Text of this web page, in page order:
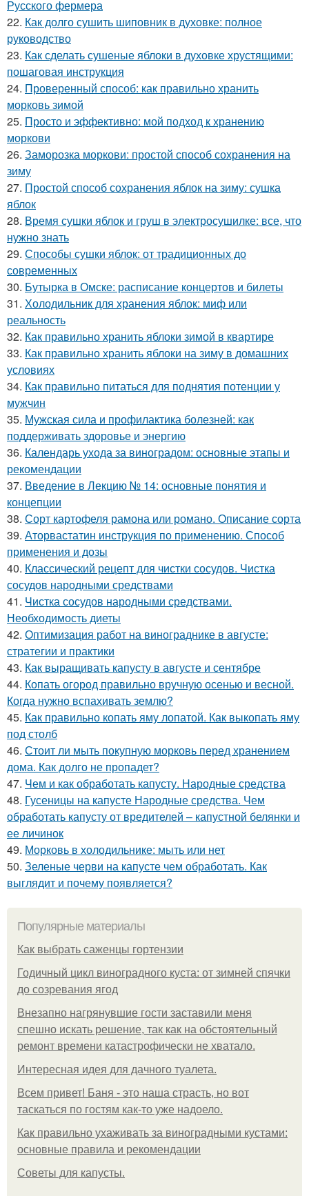
Русского фермера
22. Как долго сушить шиповник в духовке: полное
руководство
23. Как сделать сушеные яблоки в духовке хрустящими:
пошаговая инструкция
24. Проверенный способ: как правильно хранить
морковь зимой
25. Просто и эффективно: мой подход к хранению
моркови
26. Заморозка моркови: простой способ сохранения на
зиму
27. Простой способ сохранения яблок на зиму: сушка
яблок
28. Время сушки яблок и груш в электросушилке: все, что
нужно знать
29. Способы сушки яблок: от традиционных до
современных
30. Бутырка в Омске: расписание концертов и билеты
31. Холодильник для хранения яблок: миф или
реальность
32. Как правильно хранить яблоки зимой в квартире
33. Как правильно хранить яблоки на зиму в домашних
условиях
34. Как правильно питаться для поднятия потенции у
мужчин
35. Мужская сила и профилактика болезней: как
поддерживать здоровье и энергию
36. Календарь ухода за виноградом: основные этапы и
рекомендации
37. Введение в Лекцию № 14: основные понятия и
концепции
38. Сорт картофеля рамона или романо. Описание сорта
39. Аторвастатин инструкция по применению. Способ
применения и дозы
40. Классический рецепт для чистки сосудов. Чистка
сосудов народными средствами
41. Чистка сосудов народными средствами.
Необходимость диеты
42. Оптимизация работ на винограднике в августе:
стратегии и практики
43. Как выращивать капусту в августе и сентябре
44. Копать огород правильно вручную осенью и весной.
Когда нужно вспахивать землю?
45. Как правильно копать яму лопатой. Как выкопать яму
под столб
46. Стоит ли мыть покупную морковь перед хранением
дома. Как долго не пропадет?
47. Чем и как обработать капусту. Народные средства
48. Гусеницы на капусте Народные средства. Чем
обработать капусту от вредителей – капустной белянки и
ее личинок
49. Морковь в холодильнике: мыть или нет
50. Зеленые черви на капусте чем обработать. Как
выглядит и почему появляется?
Популярные материалы
Как выбрать саженцы гортензии
Годичный цикл виноградного куста: от зимней спячки
до созревания ягод
Внезапно нагрянувшие гости заставили меня
спешно искать решение, так как на обстоятельный
ремонт времени катастрофически не хватало.
Интересная идея для дачного туалета.
Всем привет! Баня - это наша страсть, но вот
таскаться по гостям как-то уже надоело.
Как правильно ухаживать за виноградными кустами:
основные правила и рекомендации
Советы для капусты.